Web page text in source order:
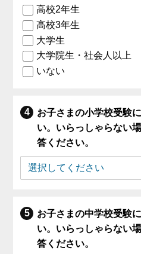
高校2年生
高校3年生
大学生
大学院生・社会人以上
いない
お子さまの小学校受験
い。いらっしゃらない
答ください。
お子さまの中学校受験
い。いらっしゃらない
答ください。